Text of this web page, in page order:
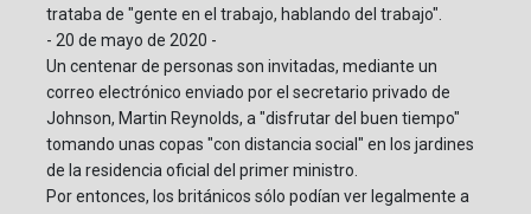
trataba de "gente en el trabajo, hablando del trabajo".
- 20 de mayo de 2020 -
Un centenar de personas son invitadas, mediante un
correo electrónico enviado por el secretario privado de
Johnson, Martin Reynolds, a "disfrutar del buen tiempo"
tomando unas copas "con distancia social" en los jardines
de la residencia oficial del primer ministro.
Por entonces, los británicos sólo podían ver legalmente a